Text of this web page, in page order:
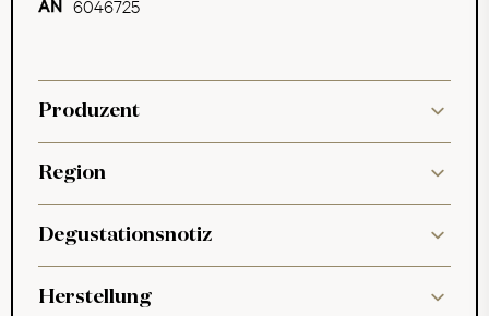
6046725
Produzent
Region
Degustationsnotiz
Herstellung